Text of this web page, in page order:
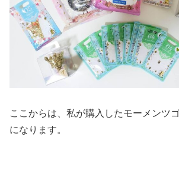
ここからは、私が購入したモーメンツ
になります。